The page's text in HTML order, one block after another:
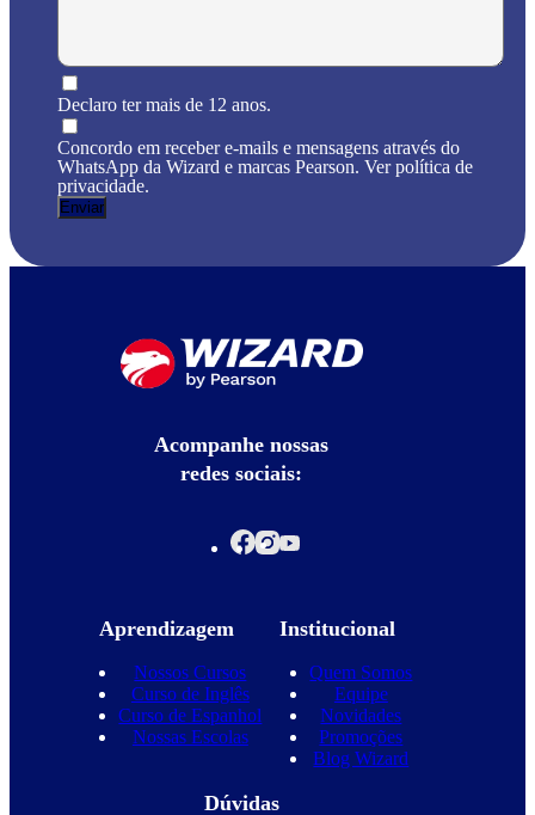
Declaro ter mais de 12 anos.
Concordo em receber e-mails e mensagens através do
WhatsApp da Wizard e marcas Pearson. Ver política de
privacidade.
Acompanhe nossas
redes sociais:
Aprendizagem
Nossos Cursos
Curso de Inglês
Curso de Espanhol
Nossas Escolas
Institucional
Quem Somos
Equipe
Novidades
Promoções
Blog Wizard
Dúvidas